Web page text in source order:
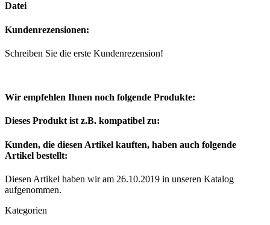
Datei
Kundenrezensionen:
Schreiben Sie die erste Kundenrezension!
Wir empfehlen Ihnen noch folgende Produkte:
Dieses Produkt ist z.B. kompatibel zu:
Kunden, die diesen Artikel kauften, haben auch folgende
Artikel bestellt:
Diesen Artikel haben wir am 26.10.2019 in unseren Katalog
aufgenommen.
Kategorien